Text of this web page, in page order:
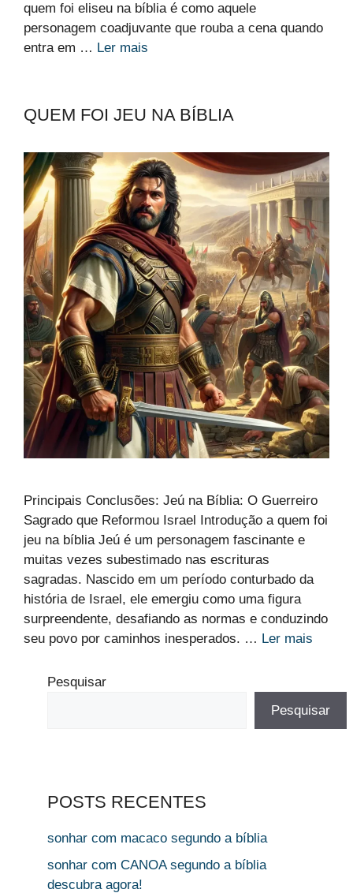
quem foi eliseu na bíblia é como aquele
personagem coadjuvante que rouba a cena quando
entra em … Ler mais
QUEM FOI JEU NA BÍBLIA
Principais Conclusões: Jeú na Bíblia: O Guerreiro
Sagrado que Reformou Israel Introdução a quem foi
jeu na bíblia Jeú é um personagem fascinante e
muitas vezes subestimado nas escrituras
sagradas. Nascido em um período conturbado da
história de Israel, ele emergiu como uma figura
surpreendente, desafiando as normas e conduzindo
seu povo por caminhos inesperados. … Ler mais
Pesquisar
Pesquisar
POSTS RECENTES
sonhar com macaco segundo a bíblia
sonhar com CANOA segundo a bíblia
descubra agora!